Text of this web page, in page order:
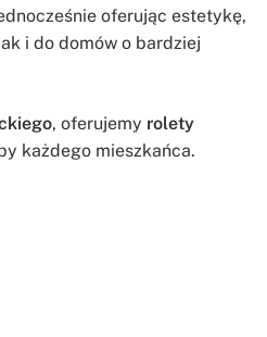
oferując estetykę,
i do domów o bardziej
, oferujemy rolety
każdego mieszkańca.